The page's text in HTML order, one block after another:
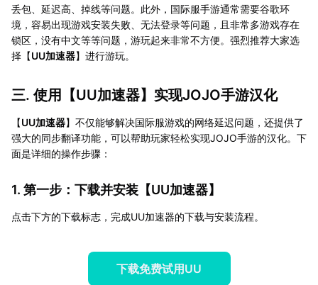
丢包、延迟高、掉线等问题。此外，国际服手游通常需要谷歌环
境，容易出现游戏安装失败、无法登录等问题，且非常多游戏存在
锁区，没有中文等等问题，游玩起来非常不方便。强烈推荐大家选
择【UU加速器】进行游玩。
三. 使用【UU加速器】实现JOJO手游汉化
【UU加速器】不仅能够解决国际服游戏的网络延迟问题，还提供了
强大的同步翻译功能，可以帮助玩家轻松实现JOJO手游的汉化。下
面是详细的操作步骤：
1. 第一步：下载并安装【UU加速器】
点击下方的下载标志，完成UU加速器的下载与安装流程。
下载免费试用UU